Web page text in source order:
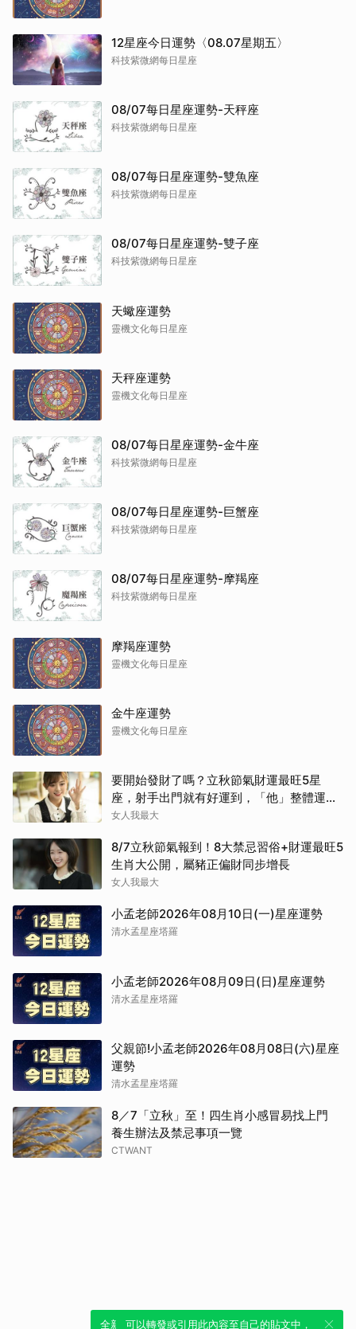
12星座今日運勢〈08.07星期五〉
科技紫微網每日星座
08/07每日星座運勢-天秤座
科技紫微網每日星座
08/07每日星座運勢-雙魚座
科技紫微網每日星座
08/07每日星座運勢-雙子座
科技紫微網每日星座
天蠍座運勢
靈機文化每日星座
天秤座運勢
靈機文化每日星座
08/07每日星座運勢-金牛座
科技紫微網每日星座
08/07每日星座運勢-巨蟹座
科技紫微網每日星座
08/07每日星座運勢-摩羯座
科技紫微網每日星座
摩羯座運勢
靈機文化每日星座
金牛座運勢
靈機文化每日星座
要開始發財了嗎？立秋節氣財運最旺5星
座，射手出門就有好運到，「他」整體運勢
將走上坡
女人我最大
8/7立秋節氣報到！8大禁忌習俗+財運最旺5
生肖大公開，屬豬正偏財同步增長
女人我最大
小孟老師2026年08月10日(一)星座運勢
清水孟星座塔羅
小孟老師2026年08月09日(日)星座運勢
清水孟星座塔羅
父親節!小孟老師2026年08月08日(六)星座
運勢
清水孟星座塔羅
8／7「立秋」至！四生肖小感冒易找上門
養生辦法及禁忌事項一覽
CTWANT
全新體驗！一鍵引用此內容，透過發布貼
可以轉發或引用此內容至自己的貼文中，